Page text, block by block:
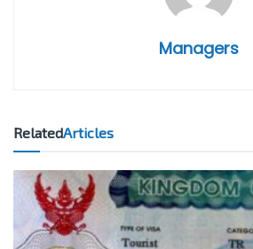
Managers
RelatedArticles